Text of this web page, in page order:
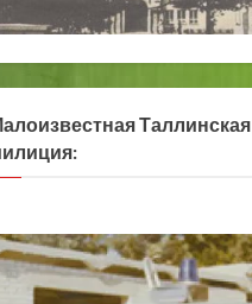
Таллинская